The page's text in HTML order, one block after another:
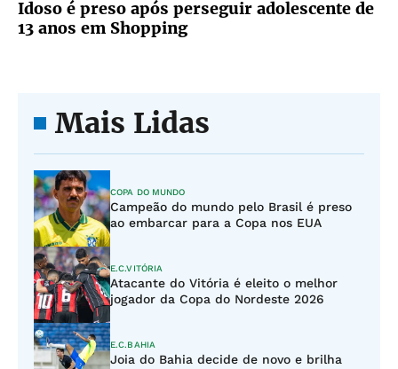
Idoso é preso após perseguir adolescente de
13 anos em Shopping
Mais Lidas
COPA DO MUNDO
Campeão do mundo pelo Brasil é preso
ao embarcar para a Copa nos EUA
E.C.VITÓRIA
Atacante do Vitória é eleito o melhor
jogador da Copa do Nordeste 2026
E.C.BAHIA
Joia do Bahia decide de novo e brilha